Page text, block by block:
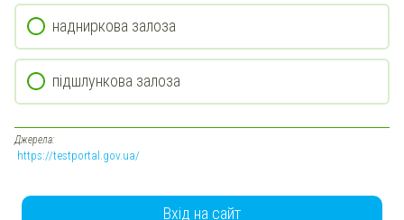
надниркова залоза
підшлункова залоза
Джерела:
https://testportal.gov.ua/
Вхід на сайт